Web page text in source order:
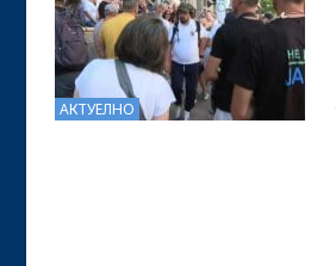
АКТУЕЛНО